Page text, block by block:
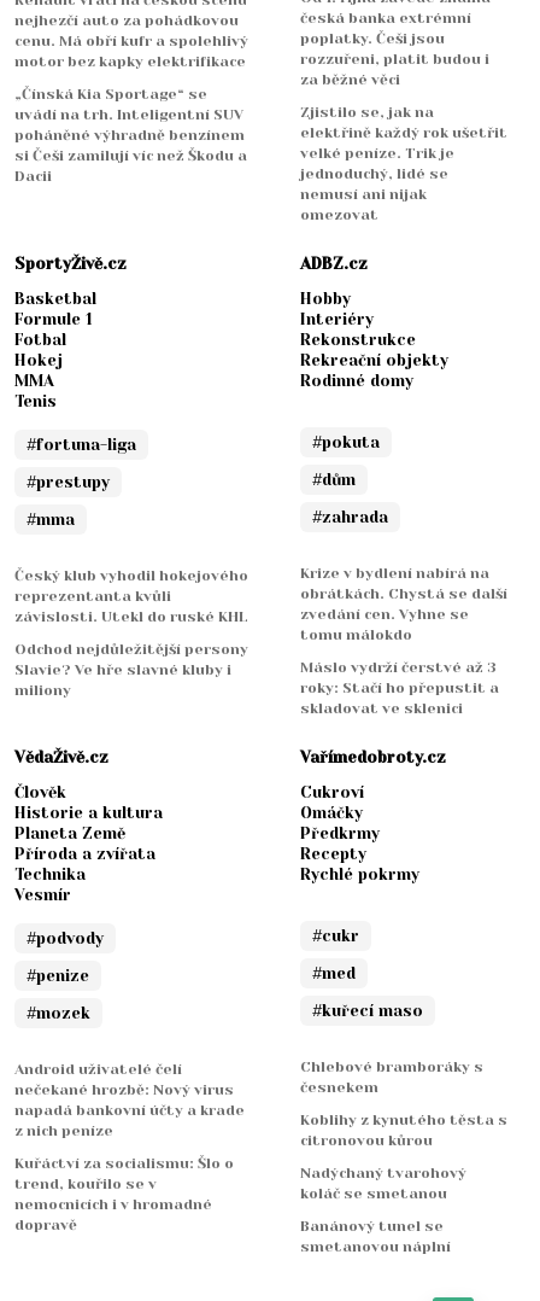
nejhezčí auto za pohádkovou
cenu. Má obří kufr a spolehlivý
motor bez kapky elektrifikace
„Čínská Kia Sportage“ se
uvádí na trh. Inteligentní SUV
poháněné výhradně benzínem
si Češi zamilují víc než Škodu a
Dacii
česká banka extrémní
poplatky. Češi jsou
rozzuřeni, platit budou i
za běžné věci
Zjistilo se, jak na
elektřině každý rok ušetřit
velké peníze. Trik je
jednoduchý, lidé se
nemusí ani nijak
omezovat
SportyŽivě.cz
Basketbal
Formule 1
Fotbal
Hokej
MMA
Tenis
#fortuna-liga
#prestupy
#mma
Český klub vyhodil hokejového
reprezentanta kvůli
závislosti. Utekl do ruské KHL
Odchod nejdůležitější persony
Slavie? Ve hře slavné kluby i
miliony
ADBZ.cz
Hobby
Interiéry
Rekonstrukce
Rekreační objekty
Rodinné domy
#pokuta
#dům
#zahrada
Krize v bydlení nabírá na
obrátkách. Chystá se další
zvedání cen. Vyhne se
tomu málokdo
Máslo vydrží čerstvé až 3
roky: Stačí ho přepustit a
skladovat ve sklenici
VědaŽivě.cz
Člověk
Historie a kultura
Planeta Země
Příroda a zvířata
Technika
Vesmír
#podvody
#penize
#mozek
Android uživatelé čelí
nečekané hrozbě: Nový virus
napadá bankovní účty a krade
z nich peníze
Kuřáctví za socialismu: Šlo o
trend, kouřilo se v
nemocnicích i v hromadné
dopravě
Vařímedobroty.cz
Cukroví
Omáčky
Předkrmy
Recepty
Rychlé pokrmy
#cukr
#med
#kuřecí maso
Chlebové bramboráky s
česnekem
Koblihy z kynutého těsta s
citronovou kůrou
Nadýchaný tvarohový
koláč se smetanou
Banánový tunel se
smetanovou náplní